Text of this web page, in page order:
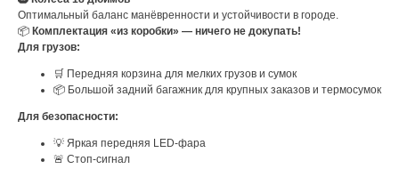
Оптимальный баланс манёвренности и устойчивости в городе.
📦 Комплектация «из коробки» — ничего не докупать!
Для грузов:
🛒 Передняя корзина для мелких грузов и сумок
📦 Большой задний багажник для крупных заказов и термосумок
Для безопасности:
💡 Яркая передняя LED-фара
🚨 Стоп-сигнал